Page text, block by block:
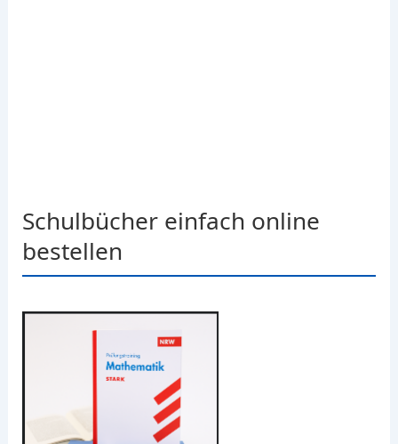
Schulbücher einfach online
bestellen